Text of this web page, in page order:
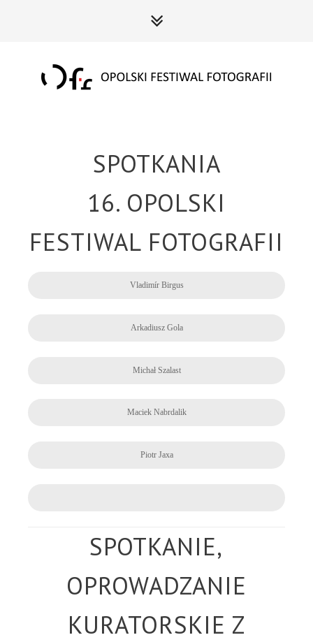
SPOTKANIA
16. OPOLSKI
FESTIWAL FOTOGRAFII
Vladimír Birgus
Arkadiusz Gola
Michał Szalast
Maciek Nabrdalik
Piotr Jaxa
SPOTKANIE,
OPROWADZANIE
KURATORSKIE Z